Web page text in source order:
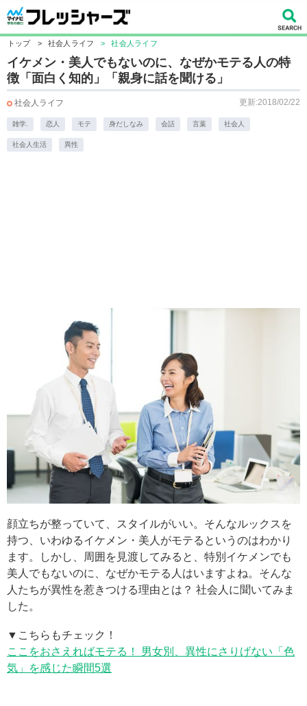
トップ > 社会人ライフ > 社会人ライフ
イケメン・美人でもないのに、なぜかモテる人の特
徴「面白く知的」「親身に話を聞ける」
社会人ライフ 更新:2018/02/22
雑学. 恋人 モテ 身だしなみ 会話 言葉 社会人
社会人生活 異性
顔立ちが整っていて、スタイルがいい。そんなルックスを
持つ、いわゆるイケメン・美人がモテるというのはわかり
ます。しかし、周囲を見渡してみると、特別イケメンでも
美人でもないのに、なぜかモテる人はいますよね。そんな
人たちが異性を惹きつける理由とは？ 社会人に聞いてみま
した。
▼こちらもチェック！
ここをおさえればモテる！ 男女別、異性にさりげない「色
気」を感じた瞬間5選